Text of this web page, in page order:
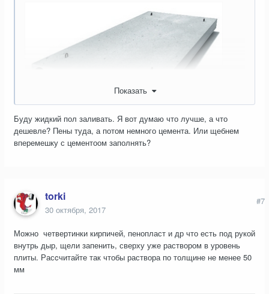
Вообще то правильная консистенция раствора, это когда
переворачиваешь ведро, он держит форму, как "куличики"
Что у Вас сверху планируется?
Показать
Буду жидкий пол заливать. Я вот думаю что лучше, а что
дешевле? Пены туда, а потом немного цемента. Или щебнем
вперемешку с цементоом заполнять?
torki
30 октября, 2017
#7
Можно четвертинки кирпичей, пенопласт и др что есть под рукой
внутрь дыр, щели запенить, сверху уже раствором в уровень
плиты. Расcчитайте так чтобы раствора по толщине не менее 50
мм